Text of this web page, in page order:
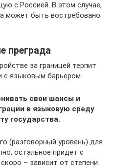
с Россией. В этом случае,
может быть востребовано
преграда
за границей терпит
с языковым барьером.
свои шансы и
в языковую среду
государства.
(разговорный уровень) для
остальное придет с
– зависит от степени